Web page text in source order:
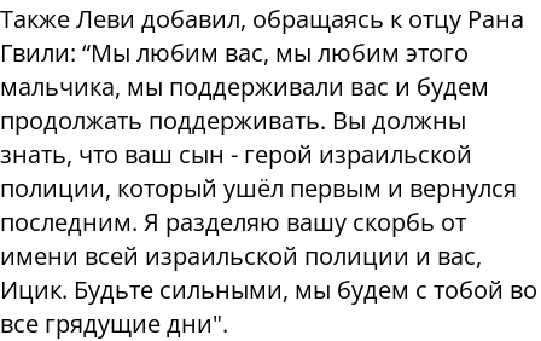
Также Леви добавил, обращаясь к отцу Рана
Гвили: “Мы любим вас, мы любим этого
мальчика, мы поддерживали вас и будем
продолжать поддерживать. Вы должны
знать, что ваш сын - герой израильской
полиции, который ушёл первым и вернулся
последним. Я разделяю вашу скорбь от
имени всей израильской полиции и вас,
Ицик. Будьте сильными, мы будем с тобой во
все грядущие дни".